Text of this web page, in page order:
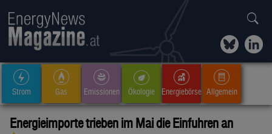
Strom Gas Emissionen Ökologie Energiebörse Allgemein
Energieimporte trieben im Mai die Einfuhren an